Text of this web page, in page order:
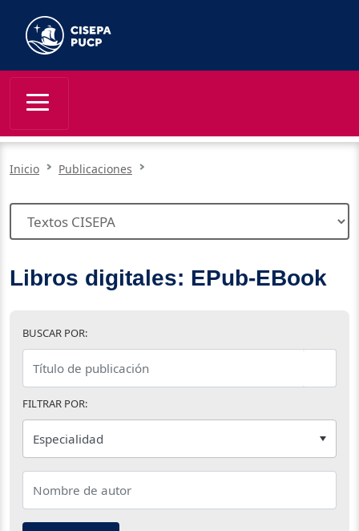
Inicio Publicaciones
Libros digitales: EPub-EBook
BUSCAR POR:
FILTRAR POR: